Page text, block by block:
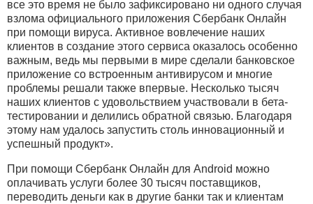
все это время не было зафиксировано ни одного случая
взлома официального приложения Сбербанк Онлайн
при помощи вируса. Активное вовлечение наших
клиентов в создание этого сервиса оказалось особенно
важным, ведь мы первыми в мире сделали банковское
приложение со встроенным антивирусом и многие
проблемы решали также впервые. Несколько тысяч
наших клиентов с удовольствием участвовали в бета-
тестировании и делились обратной связью. Благодаря
этому нам удалось запустить столь инновационный и
успешный продукт».
При помощи Сбербанк Онлайн для Android можно
оплачивать услуги более 30 тысяч поставщиков,
переводить деньги как в другие банки так и клиентам